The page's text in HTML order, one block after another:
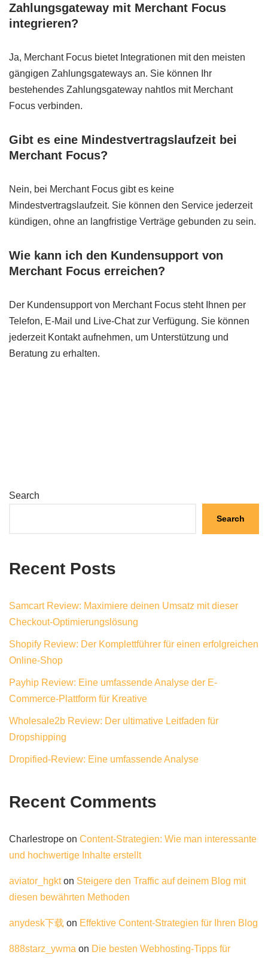
Zahlungsgateway mit Merchant Focus
integrieren?
Ja, Merchant Focus bietet Integrationen mit den meisten
gängigen Zahlungsgateways an. Sie können Ihr
bestehendes Zahlungsgateway nahtlos mit Merchant
Focus verbinden.
Gibt es eine Mindestvertragslaufzeit bei
Merchant Focus?
Nein, bei Merchant Focus gibt es keine
Mindestvertragslaufzeit. Sie können den Service jederzeit
kündigen, ohne an langfristige Verträge gebunden zu sein.
Wie kann ich den Kundensupport von
Merchant Focus erreichen?
Der Kundensupport von Merchant Focus steht Ihnen per
Telefon, E-Mail und Live-Chat zur Verfügung. Sie können
jederzeit Kontakt aufnehmen, um Unterstützung und
Beratung zu erhalten.
Search
Search
Recent Posts
Samcart Review: Maximiere deinen Umsatz mit dieser
Checkout-Optimierungslösung
Shopify Review: Der Komplettführer für einen erfolgreichen
Online-Shop
Payhip Review: Eine umfassende Analyse der E-
Commerce-Plattform für Kreative
Wholesale2b Review: Der ultimative Leitfaden für
Dropshipping
Dropified-Review: Eine umfassende Analyse
Recent Comments
Charlestrope on Content-Strategien: Wie man interessante
und hochwertige Inhalte erstellt
aviator_hgkton Steigere den Traffic auf deinem Blog mit
diesen bewährten Methoden
anydesk下载 on Effektive Content-Strategien für Ihren Blog
888starz_ywma on Die besten Webhosting-Tipps für